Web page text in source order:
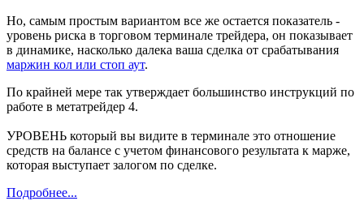
Но, самым простым вариантом все же остается показатель -
уровень риска в торговом терминале трейдера, он показывает
в динамике, насколько далека ваша сделка от срабатывания
маржин кол или стоп аут.
По крайней мере так утверждает большинство инструкций по
работе в метатрейдер 4.
УРОВЕНЬ который вы видите в терминале это отношение
средств на балансе с учетом финансового результата к марже,
которая выступает залогом по сделке.
Подробнее...